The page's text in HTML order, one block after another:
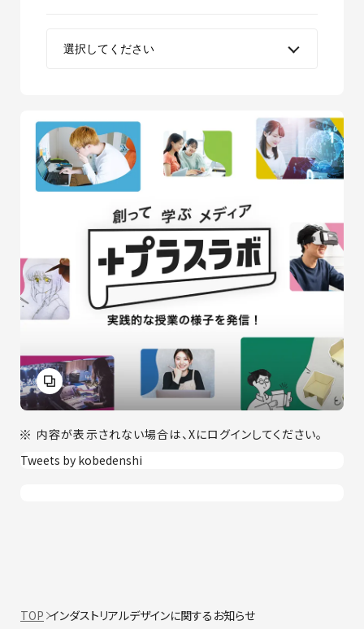
内容が表示されない場合は、Xにログインしてください。
Tweets by kobedenshi
TOP インダストリアルデザインに関するお知らせ